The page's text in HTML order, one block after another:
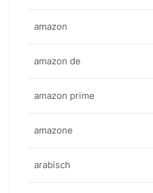
amazon
amazon de
amazon prime
amazone
arabisch